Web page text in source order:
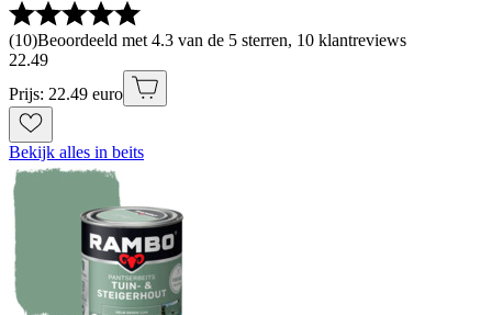
(10)Beoordeeld met 4.3 van de 5 sterren, 10 klantreviews
22.49
Prijs: 22.49 euro
Bekijk alles in beits